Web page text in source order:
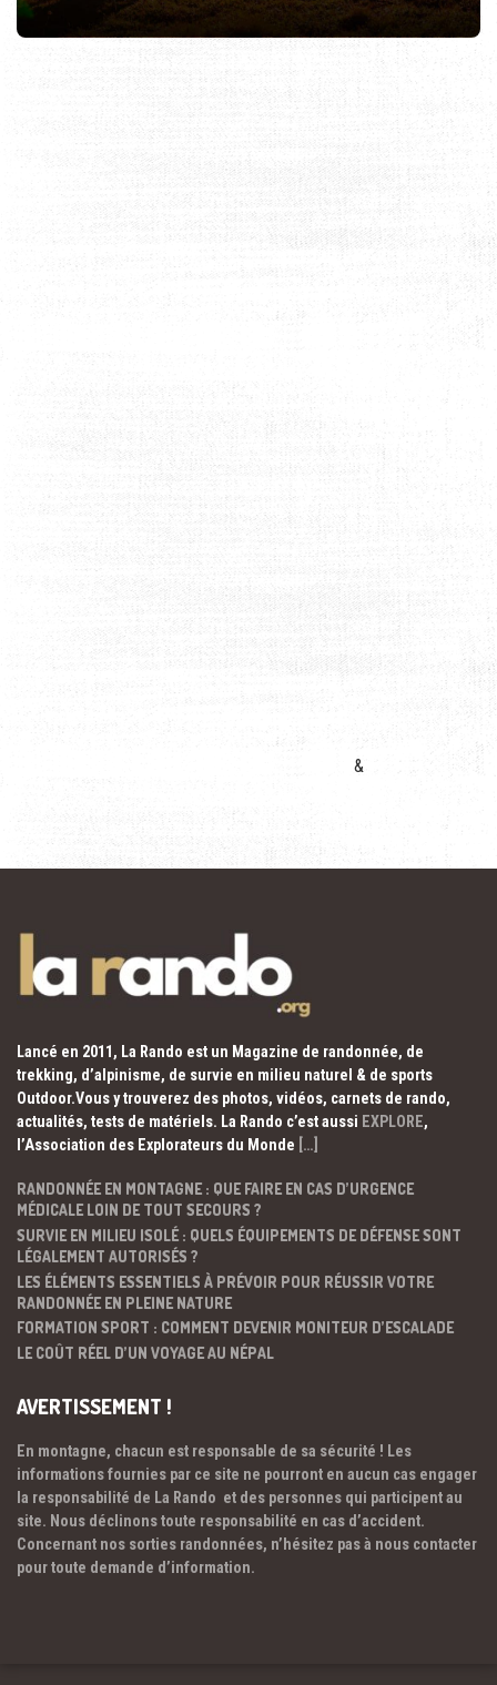
&
Lancé en 2011, La Rando est un Magazine de randonnée, de
trekking, d’alpinisme, de survie en milieu naturel & de sports
Outdoor.Vous y trouverez des photos, vidéos, carnets de rando,
actualités, tests de matériels. La Rando c’est aussi EXPLORE,
l’Association des Explorateurs du Monde […]
RANDONNÉE EN MONTAGNE : QUE FAIRE EN CAS D’URGENCE
MÉDICALE LOIN DE TOUT SECOURS ?
SURVIE EN MILIEU ISOLÉ : QUELS ÉQUIPEMENTS DE DÉFENSE SONT
LÉGALEMENT AUTORISÉS ?
LES ÉLÉMENTS ESSENTIELS À PRÉVOIR POUR RÉUSSIR VOTRE
RANDONNÉE EN PLEINE NATURE
FORMATION SPORT : COMMENT DEVENIR MONITEUR D’ESCALADE
LE COÛT RÉEL D’UN VOYAGE AU NÉPAL
AVERTISSEMENT !
En montagne, chacun est responsable de sa sécurité ! Les
informations fournies par ce site ne pourront en aucun cas engager
la responsabilité de La Rando et des personnes qui participent au
site. Nous déclinons toute responsabilité en cas d’accident.
Concernant nos sorties randonnées, n’hésitez pas à nous contacter
pour toute demande d’information.